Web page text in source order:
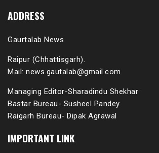
ADDRESS
Gaurtalab News
Raipur (Chhattisgarh).
Mail: news.gautalab@gmail.com
Managing Editor-Sharadindu Shekhar
Bastar Bureau- Susheel Pandey
Raigarh Bureau- Dipak Agrawal
IMPORTANT LINK